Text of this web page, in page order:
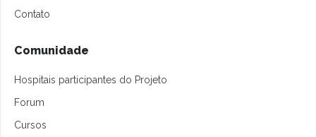
Contato
Comunidade
Hospitais participantes do Projeto
Forum
Cursos